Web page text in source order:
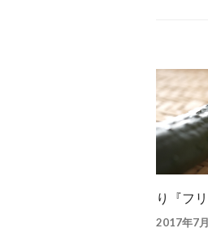
り『フ
2017年7